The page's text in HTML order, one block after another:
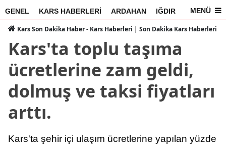
Ağrı
Amasya
Ankara
Antalya
Artvin
GENEL KARS HABERLERİ ARDAHAN IĞDIR AKYAKA
MENÜ
Kars Son Dakika Haber - Kars Haberleri | Son Dakika Kars Haberleri
Kars'ta toplu taşıma
ücretlerine zam geldi,
dolmuş ve taksi fiyatları
arttı.
Kars'ta şehir içi ulaşım ücretlerine yapılan yüzde